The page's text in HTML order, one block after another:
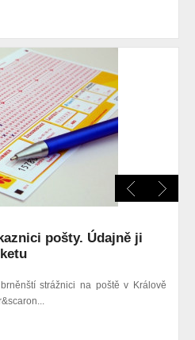
pošty. Údajně ji
strážnici na poště v Králově